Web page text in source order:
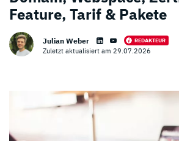
Feature, Tarif & Pakete
Julian Weber REDAKTEUR
Zuletzt aktualisiert am 29.07.2026